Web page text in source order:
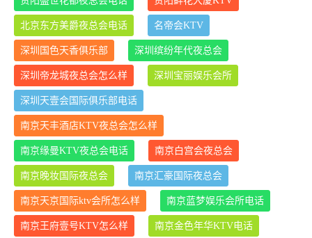
北京东方美爵夜总会电话 名帝会KTV
深圳国色天香俱乐部 深圳缤纷年代夜总会
深圳帝龙城夜总会怎么样 深圳宝丽娱乐会所
深圳天壹会国际俱乐部电话
南京天丰酒店KTV夜总会怎么样
南京缘曼KTV夜总会电话 南京白宫会夜总会
南京晚妆国际夜总会 南京汇豪国际夜总会
南京天京国际ktv会所怎么样 南京蓝梦娱乐会所电话
南京王府壹号KTV怎么样 南京金色年华KTV电话